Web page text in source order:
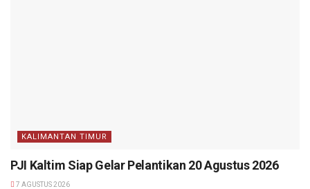
KALIMANTAN TIMUR
PJI Kaltim Siap Gelar Pelantikan 20 Agustus 2026
7 AGUSTUS 2026